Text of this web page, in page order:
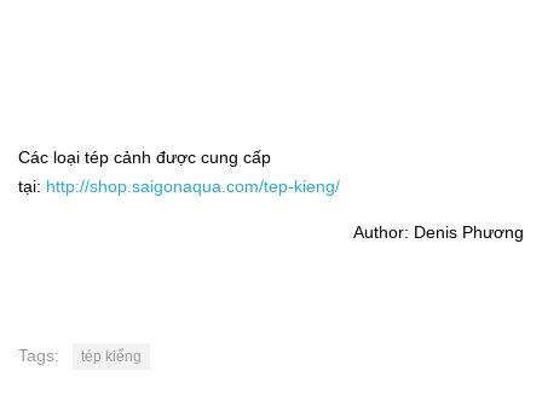
Các loại tép cảnh được cung cấp
tại: http://shop.saigonaqua.com/tep-kieng/
Author: Denis Phương
Tags: tép kiểng